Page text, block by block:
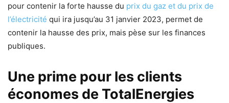
pour contenir la forte hausse du prix du gaz et du prix de
l’électricité qui ira jusqu’au 31 janvier 2023, permet de
contenir la hausse des prix, mais pèse sur les finances
publiques.
Une prime pour les clients
économes de TotalEnergies